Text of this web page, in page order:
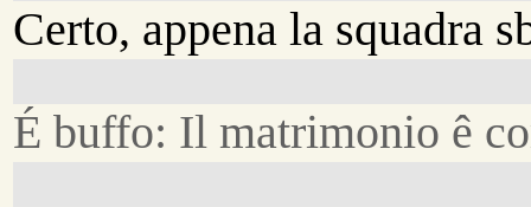
Certo, appena la squadra
É buffo: Il matrimonio ê